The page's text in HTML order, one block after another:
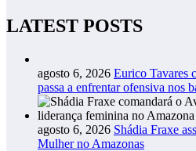
LATEST POSTS
agosto 6, 2026 Eurico Tavares
passa a enfrentar ofensiva nos
agosto 6, 2026 Shádia Fraxe
Mulher no Amazonas